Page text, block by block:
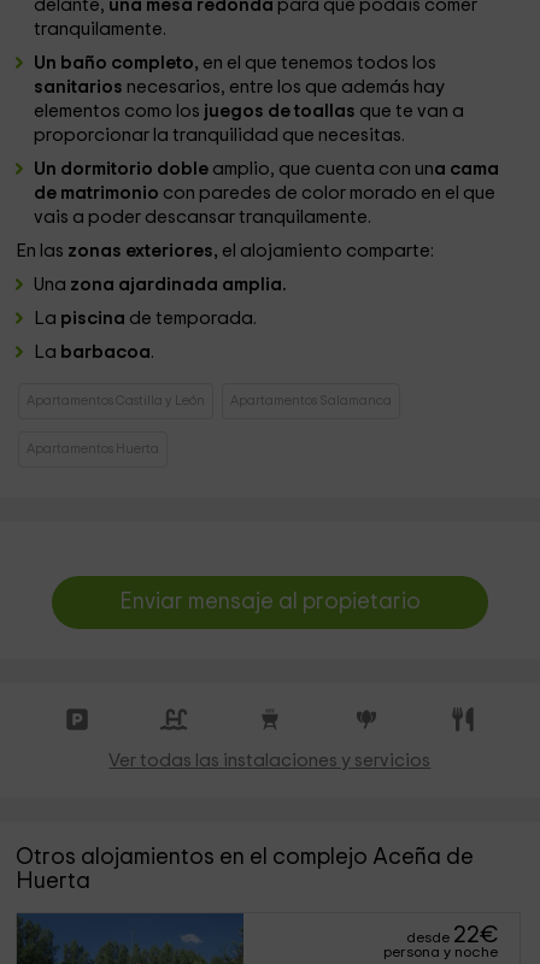
delante, una mesa redonda para que podáis comer
tranquilamente.
Un baño completo, en el que tenemos todos los
sanitarios necesarios, entre los que además hay
elementos como los juegos de toallas que te van a
proporcionar la tranquilidad que necesitas.
Un dormitorio doble amplio, que cuenta con una cama
de matrimonio con paredes de color morado en el que
vais a poder descansar tranquilamente.
En las zonas exteriores, el alojamiento comparte:
Una zona ajardinada amplia.
La piscina de temporada.
La barbacoa.
Apartamentos Castilla y León Apartamentos Salamanca
Apartamentos Huerta
Enviar mensaje al propietario
Ver todas las instalaciones y servicios
Otros alojamientos en el complejo Aceña de
Huerta
desde 22€
persona y noche